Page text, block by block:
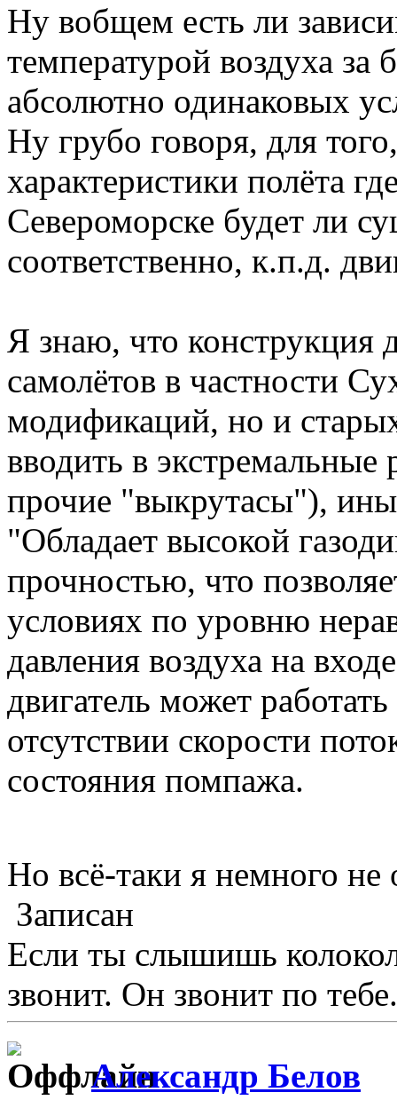
Ну вобщем есть ли
температурой воздуха за
абсолютно одинаковых
Ну грубо говоря, для
характеристики полёта
Североморске будет ли
соответственно, к.п.д.
Я знаю, что конструкция
самолётов в частности
модификаций, но и
вводить в
прочие "выкрутасы"),
"Обладает высокой
прочностью, что
условиях по уровню
давления воздуха на
двигатель может
отсутствии скорости
состояния помпажа.
Но всё-таки я немного
Записан
Если ты слышишь
звонит. Он звонит по
Александр Белов